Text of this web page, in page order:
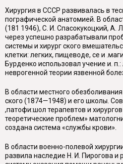
Хирургия в СССР развивалась в
пографической анатомией. В
(181 1946), С. И. Спасокукоцкий, А.
через успешно разрабатывали
системы и хирург ского
клетки: легких, пищеводе, се и
Бурденко использовал учение и.
неврогенной теории язвенной
В области местного
ского (1874—1948) и его школы.
,патофи:шол терапевтов и
теоретические проблем»
создана система «службы крови».
В области военно-полевой
развила наследие Н. И. Пирогова и